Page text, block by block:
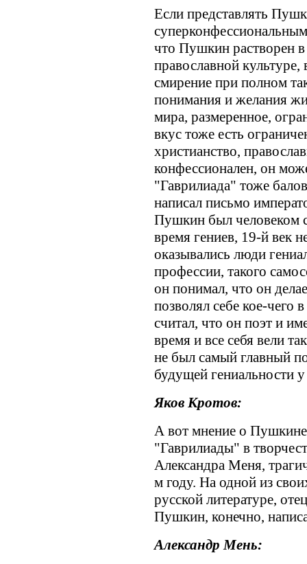
Если представлять
что Пушкин растворен в
православной
смирение при полном
понимания и желания
мира, размеренное,
вкус тоже есть
христианство,
конфессионален, он
"Гаврилиада" тоже
написал письмо
Пушкин был человеком
время гениев, 19-й век
оказывались люди
профессии, такого
он понимал, что он
позволял себе кое-чего
считал, что он поэт и
время и все себя вели
не был самый главный
будущей гениальности
Яков Кротов:
А вот мнение о
"Гаврилиады" в
Александра Меня,
м году. На одной из
русской литературе,
Пушкин, конечно,
Александр Мень: